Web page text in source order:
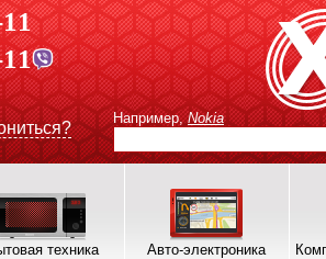
Например, Nokia
техника Авто-электроника